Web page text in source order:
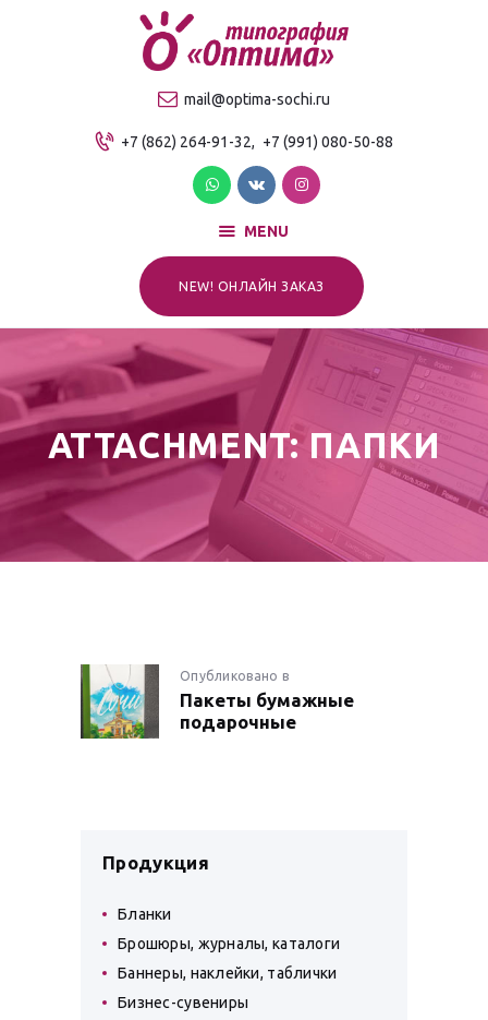
mail@optima-sochi.ru
+7 (862) 264-91-32, +7 (991) 080-50-88
MENU
NEW! ОНЛАЙН ЗАКАЗ
ATTACHMENT: ПАПКИ
Качественная типография в Сочи
О компании
Продукция
Услуги
Прайс-лист
Для клиентов
НАВИГАЦИЯ
ПО
Опубликовано вПредыдущая
запись:
Пакеты бумажные
подарочные
Продукция
Бланки
Брошюры, журналы, каталоги
Баннеры, наклейки, таблички
Бизнес-сувениры